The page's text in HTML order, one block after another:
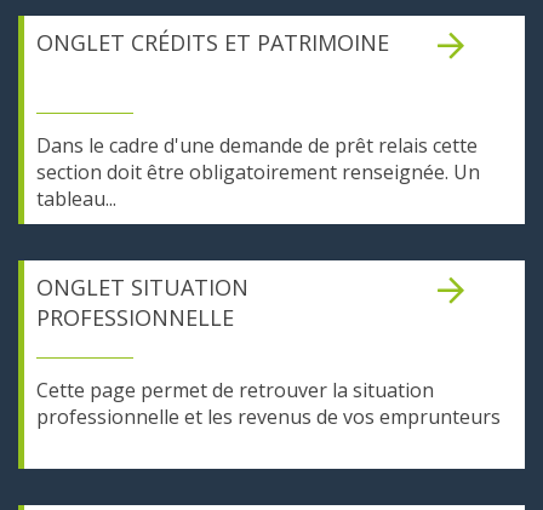
ONGLET CRÉDITS ET PATRIMOINE
Dans le cadre d'une demande de prêt relais cette
section doit être obligatoirement renseignée. Un
tableau...
ONGLET SITUATION
PROFESSIONNELLE
Cette page permet de retrouver la situation
professionnelle et les revenus de vos emprunteurs